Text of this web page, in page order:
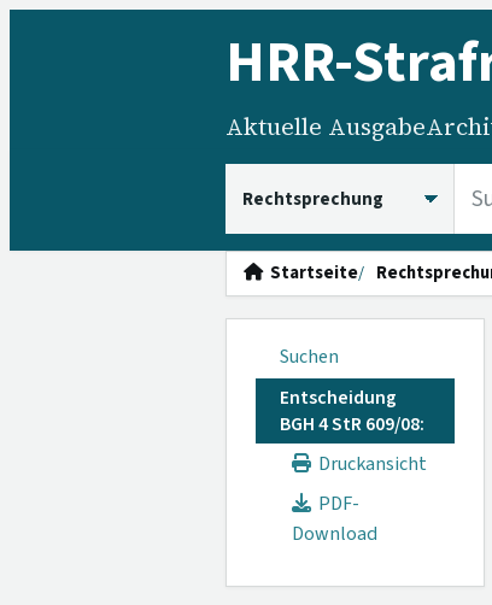
HRR-
Aktuelle Ausgabe
Startseite
Suchen
Entscheidung
BGH 4 StR 609/08:
Druckansicht
PDF-
Download